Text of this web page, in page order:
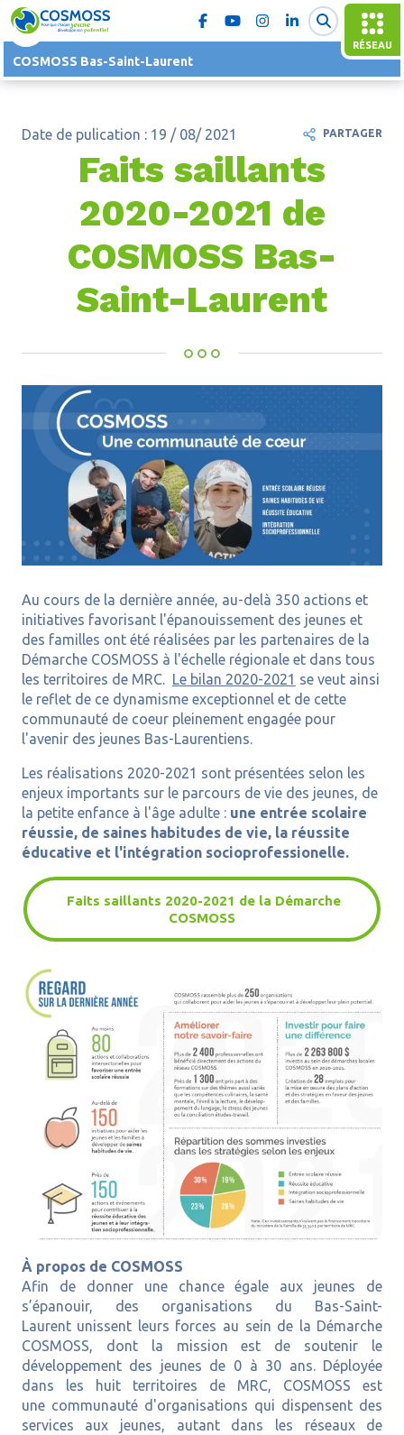
RÉSEAU
COSMOSS Bas-Saint-Laurent
Date de pulication : 19 / 08/ 2021
Faits saillants
2020-2021 de
COSMOSS Bas-
Saint-Laurent
Au cours de la dernière année, au-delà 350 actions et
initiatives favorisant l'épanouissement des jeunes et
des familles ont été réalisées par les partenaires de la
Démarche COSMOSS à l'échelle régionale et dans tous
les territoires de MRC. Le bilan 2020-2021 se veut ainsi
le reflet de ce dynamisme exceptionnel et de cette
communauté de coeur pleinement engagée pour
l'avenir des jeunes Bas-Laurentiens.
Les réalisations 2020-2021 sont présentées selon les
enjeux importants sur le parcours de vie des jeunes, de
la petite enfance à l'âge adulte : une entrée scolaire
réussie, de saines habitudes de vie, la réussite
éducative et l'intégration socioprofessionelle.
Faits saillants 2020-2021 de la Démarche
COSMOSS
À propos de COSMOSS
Afin de donner une chance égale aux jeunes de
s’épanouir, des organisations du Bas-Saint-
Laurent unissent leurs forces au sein de la Démarche
COSMOSS, dont la mission est de soutenir le
développement des jeunes de 0 à 30 ans. Déployée
dans les huit territoires de MRC, COSMOSS est
une communauté d'organisations qui dispensent des
services aux jeunes, autant dans les réseaux de
PARTAGER